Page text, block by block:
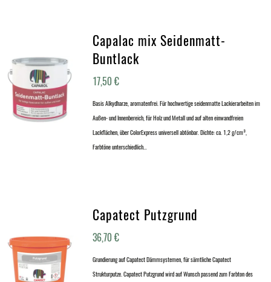
Capalac mix Seidenmatt-
Buntlack
17,50€
Basis Alkydharze, aromatenfrei. Für hochwertige seidenmatte Lackierarbeiten im
Außen- und Innenbereich, für Holz und Metall und auf alten einwandfreien
Lackflächen, über ColorExpress universell abtönbar. Dichte: ca. 1,2 g/cm³,
Farbtöne unterschiedlich…
Capatect Putzgrund
36,70€
Grundierung auf Capatect Dämmsystemen, für sämtliche Capatect
Strukturputze. Capatect Putzgrund wird auf Wunsch passend zum Farbton des